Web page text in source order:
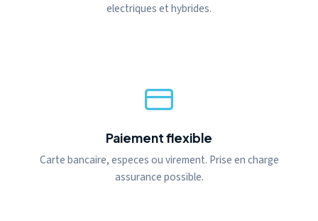
electriques et hybrides.
Paiement flexible
Carte bancaire, especes ou virement. Prise en charge
assurance possible.